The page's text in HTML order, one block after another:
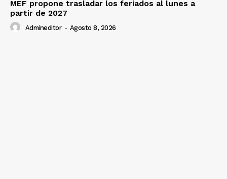
MEF propone trasladar los feriados al lunes a
partir de 2027
Admineditor - Agosto 8, 2026